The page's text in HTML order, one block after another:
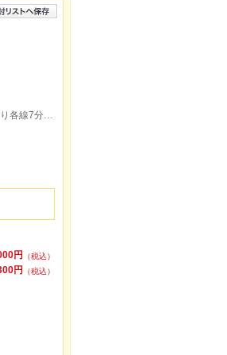
新宿駅東口より徒歩5分、地下鉄メトロ新宿駅、都営新宿新宿3丁目駅より各線7分、地下新宿サブナード１１出口出て直ぐ
円
（税込）
円
（税込）